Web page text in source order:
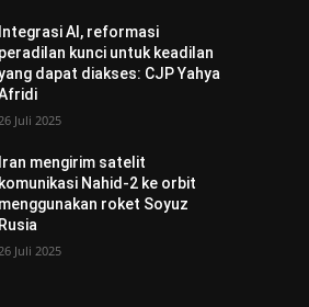
Integrasi AI, reformasi
peradilan kunci untuk keadilan
dapat diakses: CJP Yahya
Juli 2025
Iran mengirim satelit
komunikasi Nahid-2 ke orbit
menggunakan roket Soyuz
Rusia
Juli 2025